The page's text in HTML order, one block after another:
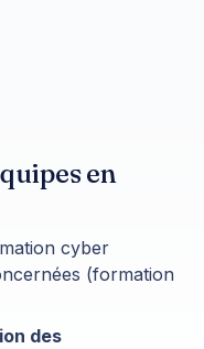
en
cyber
(formation
des